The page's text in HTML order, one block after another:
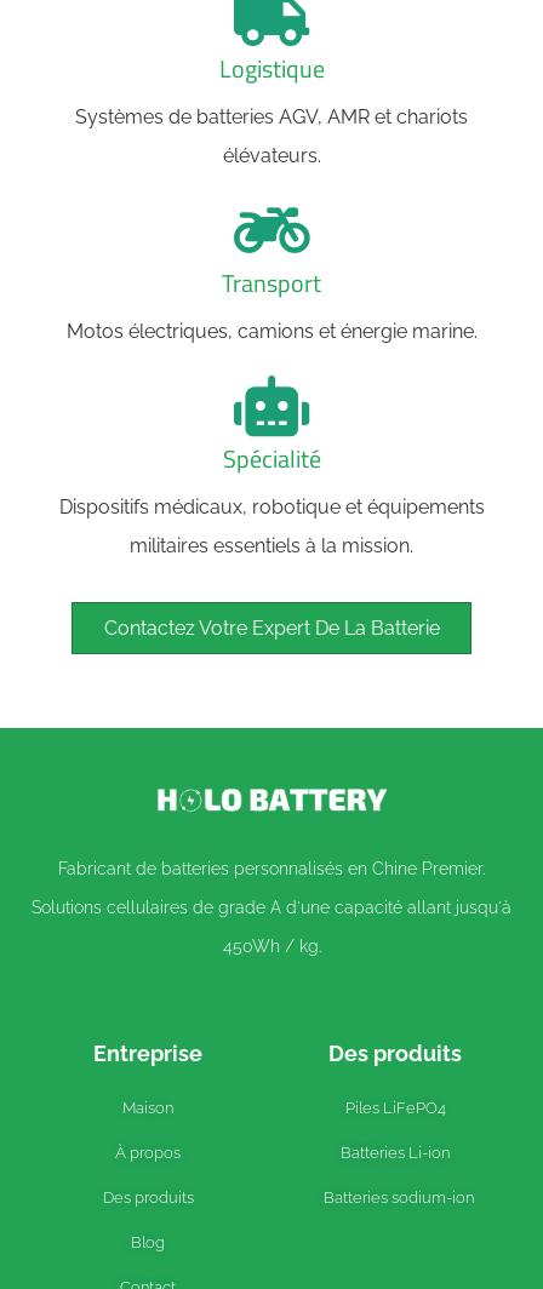
Logistique
Systèmes de batteries AGV, AMR et chariots
élévateurs.
Transport
Motos électriques, camions et énergie marine.
Spécialité
Dispositifs médicaux, robotique et équipements
militaires essentiels à la mission.
Contactez Votre Expert De La Batterie
Fabricant de batteries personnalisés en Chine Premier.
Solutions cellulaires de grade A d'une capacité allant jusqu'à
450Wh / kg.
Entreprise
Maison
À propos
Des produits
Blog
Des produits
Piles LiFePO4
Batteries Li-ion
Batteries sodium-ion